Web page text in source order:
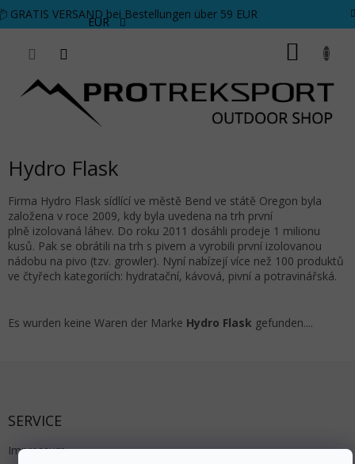
Zum Inhalt springen
GRATIS VERSAND bei Bestellungen über 59 EUR
EUR
Hydro Flask
Firma Hydro Flask sídlící ve městě Bend ve státě Oregon byla
založena v roce 2009, kdy byla uvedena na trh první
plně izolovaná láhev. Do roku 2011 dosáhli prodeje 1 milionu
kusů. Pak se obrátili na trh s pivem a vyrobili první izolovanou
nádobu na pivo (tzv. growler). Nyní nabízejí více než 100 produktů
ve čtyřech kategoriích: hydratační, kávová, pivní a potravinářská.
Es wurden keine Waren der Marke Hydro Flask gefunden....
SERVICE
Impressum